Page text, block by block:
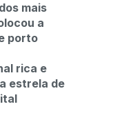
mais
a
porto
rica e
estrela de